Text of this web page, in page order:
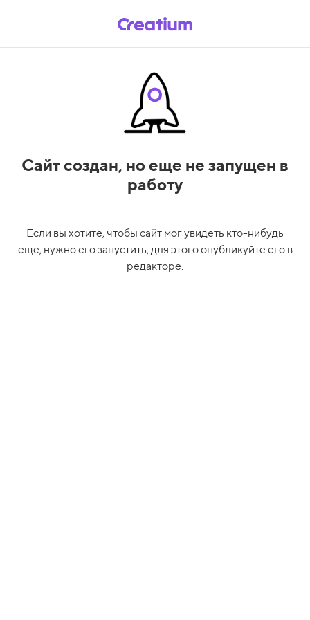
Сайт создан, но еще не запущен в
работу
Если вы хотите, чтобы сайт мог увидеть кто-нибудь
еще, нужно его запустить, для этого опубликуйте его в
редакторе.